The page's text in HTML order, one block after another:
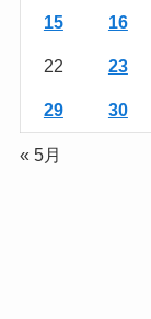
15 16
22 23
29 30
« 5月